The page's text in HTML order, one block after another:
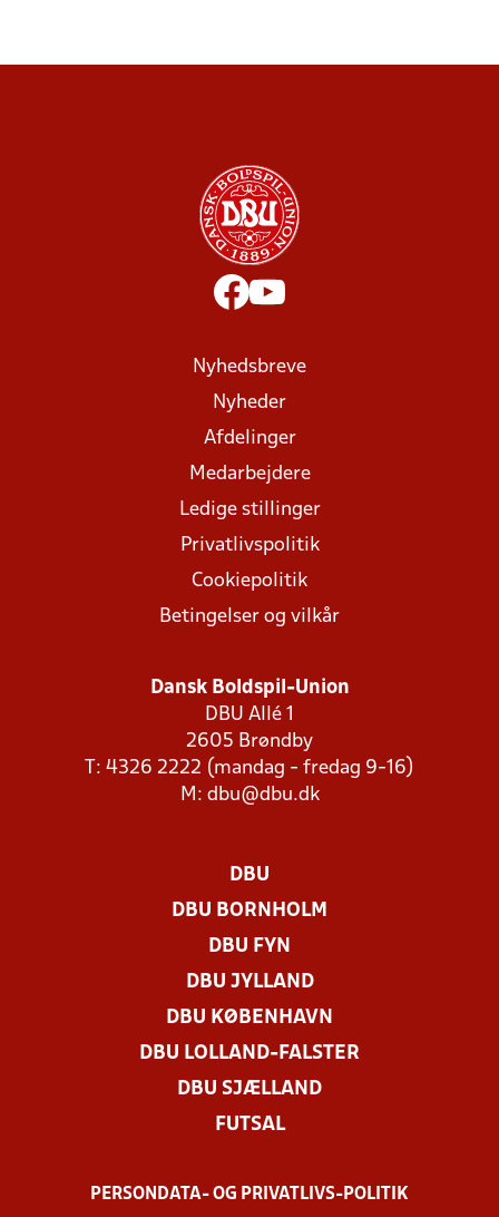
Nyhedsbreve
Nyheder
Afdelinger
Medarbejdere
Ledige stillinger
Privatlivspolitik
Cookiepolitik
Betingelser og vilkår
Dansk Boldspil-Union
DBU Allé 1
2605 Brøndby
T: 4326 2222 (mandag - fredag 9-16)
M: dbu@dbu.dk
DBU
DBU BORNHOLM
DBU FYN
DBU JYLLAND
DBU KØBENHAVN
DBU LOLLAND-FALSTER
DBU SJÆLLAND
FUTSAL
PERSONDATA- OG PRIVATLIVS-POLITIK